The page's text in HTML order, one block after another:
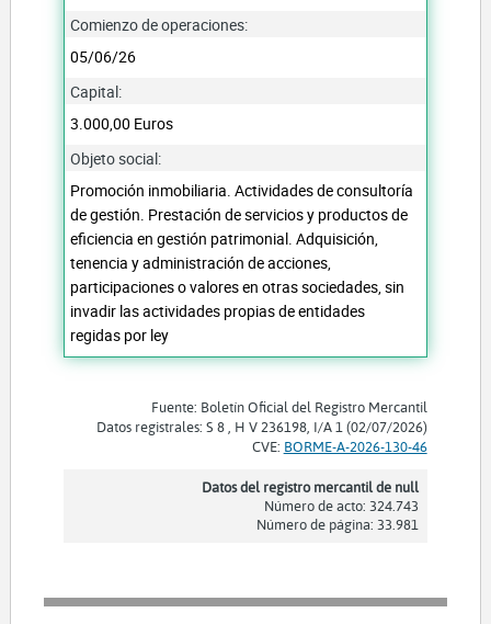
Comienzo de operaciones:
05/06/26
Capital:
3.000,00 Euros
Objeto social:
Promoción inmobiliaria. Actividades de consultoría
de gestión. Prestación de servicios y productos de
eficiencia en gestión patrimonial. Adquisición,
tenencia y administración de acciones,
participaciones o valores en otras sociedades, sin
invadir las actividades propias de entidades
regidas por ley
Fuente: Boletín Oficial del Registro Mercantil
Datos registrales: S 8 , H V 236198, I/A 1 (02/07/2026)
CVE: BORME-A-2026-130-46
Datos del registro mercantil de null
Número de acto: 324.743
Número de página: 33.981